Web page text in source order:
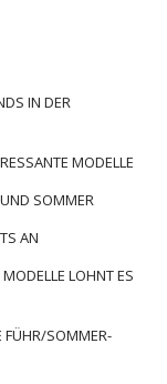
insbesondere
Ausdruckstanz,
und
IN DER
MODELLE
SOMMER
AN
LOHNT ES
FÜHR/SOMMER-